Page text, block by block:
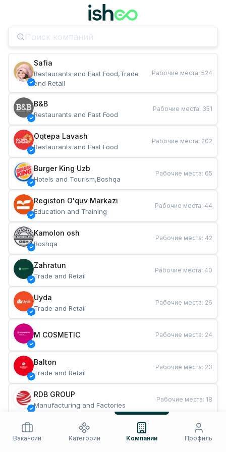
Safia
Restaurants and Fast Food,Trade
and Retail
Рабочие места: 524
B&B
Restaurants and Fast Food
Рабочие места: 351
Oqtepa Lavash
Restaurants and Fast Food
Рабочие места: 202
Burger King Uzb
Hotels and Tourism,Boshqa
Рабочие места: 65
Registon O'quv Markazi
Education and Training
Рабочие места: 44
Kamolon osh
Boshqa
Рабочие места: 42
Zahratun
Trade and Retail
Рабочие места: 40
Uyda
Trade and Retail
Рабочие места: 26
M COSMETIC Рабочие места: 24
Balton
Trade and Retail
Рабочие места: 23
RDB GROUP
Manufacturing and Factories
Рабочие места: 18
Restaurants and Fast Food
Рабочие места
Вакансии
Категории Компании Профиль